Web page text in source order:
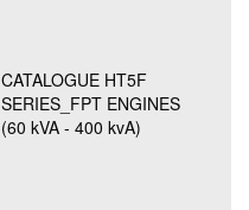
CATALOGUE HT5F
SERIES_FPT ENGINES
(60 kVA - 400 kvA)